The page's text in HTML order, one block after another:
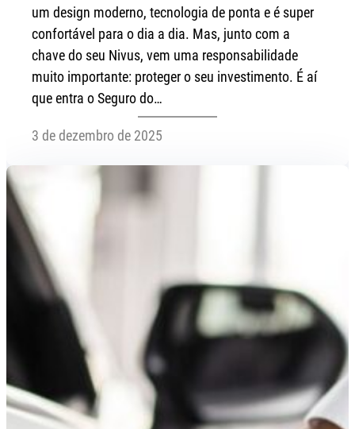
um design moderno, tecnologia de ponta e é super
confortável para o dia a dia. Mas, junto com a
chave do seu Nivus, vem uma responsabilidade
muito importante: proteger o seu investimento. É aí
que entra o Seguro do…
3 de dezembro de 2025